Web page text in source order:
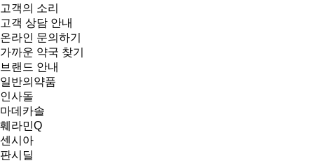
고객의 소리
고객 상담 안내
온라인 문의하기
가까운 약국 찾기
브랜드 안내
일반의약품
인사돌
마데카솔
훼라민Q
센시아
판시딜